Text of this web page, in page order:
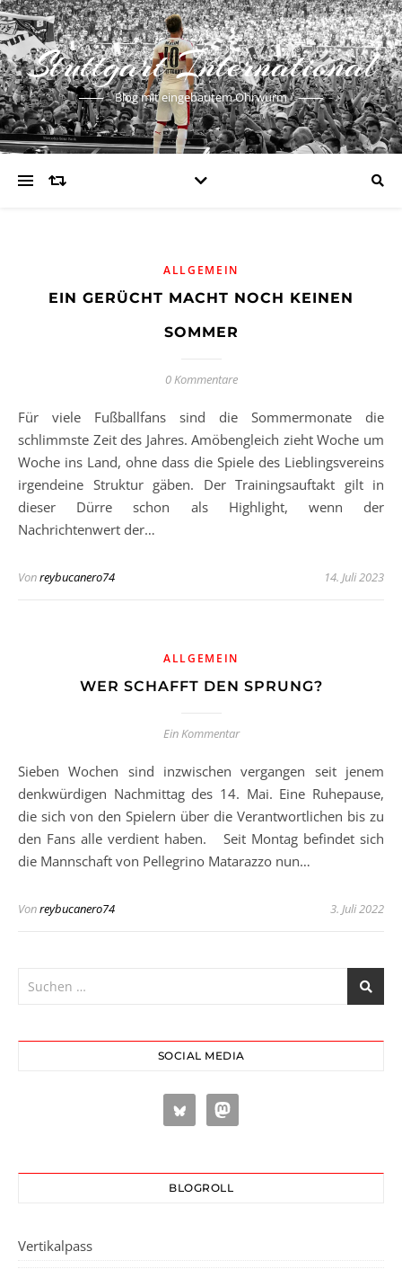
Stuttgart International
Blog mit eingebautem Ohrwurm
ALLGEMEIN
EIN GERÜCHT MACHT NOCH KEINEN
SOMMER
0 Kommentare
Für viele Fußballfans sind die Sommermonate die
schlimmste Zeit des Jahres. Amöbengleich zieht Woche um
Woche ins Land, ohne dass die Spiele des Lieblingsvereins
irgendeine Struktur gäben. Der Trainingsauftakt gilt in
dieser Dürre schon als Highlight, wenn der
Nachrichtenwert der…
Vonreybucanero74 14. Juli 2023
ALLGEMEIN
WER SCHAFFT DEN SPRUNG?
Ein Kommentar
Sieben Wochen sind inzwischen vergangen seit jenem
denkwürdigen Nachmittag des 14. Mai. Eine Ruhepause,
die sich von den Spielern über die Verantwortlichen bis zu
den Fans alle verdient haben. Seit Montag befindet sich
die Mannschaft von Pellegrino Matarazzo nun…
Vonreybucanero74 3. Juli 2022
SOCIAL MEDIA
BLOGROLL
Vertikalpass